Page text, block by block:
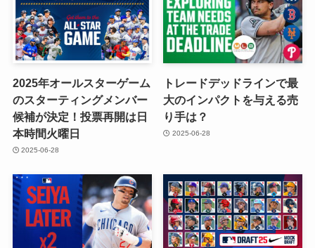
2025年オールスターゲーム
のスターティングメンバー
候補が決定！投票再開は日
本時間火曜日
2025-06-28
トレードデッドラインで最
大のインパクトを与える売
り手は？
2025-06-28